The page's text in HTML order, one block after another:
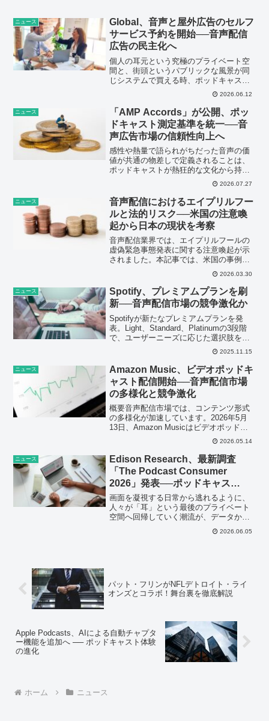
ニュース
Global、音声と屋外広告のセルフ
サービス予約を開始──音声配信
広告の民主化へ
個人の耳元という究極のプライベート空
間と、街頭というパブリックな風景が同
じシステムで買える時、ポッドキャスト
はネットを飛び出して都市の空気感をデ
ザインするカルチャーになる。
2026.06.12
ニュース
「AMP Accords」が公開、ポッ
ドキャスト測定基準を統一──音
声広告市場の信頼性向上へ
感性や熱量で語られがちだった音声の価
値が共通の物差しで定義されることは、
ポッドキャストが熱狂的な文化から持続
可能な巨大産業へと静かに移行する境界
2026.07.27
ニュース
音声配信におけるエイプリルフー
ルと法的リスク──米国の注意喚
起から日本の現状を考察
音声配信業界では、エイプリルフールの
虚偽緊急事態発表に関する注意喚起が示
されました。本記事では、米国の事例を
基に、日本の音声配信市場における法的
リスクとプラットフォームの責任、そし
て今後の市場動向を分析します。
2026.03.30
ニュース
Spotify、プレミアムプランを刷
新──音声配信市場の競争激化か
Spotifyが新たなプレミアムプランを発
表。Light、Standard、Platinumの3段階
で、ユーザーニーズに応じた選択肢を提
供。音声配信市場の競争環境に変化をも
たらす可能性について解説します。
2025.11.15
ニュース
Amazon Music、ビデオポッドキ
ャスト配信開始──音声配信市場
の多様化と競争激化
概要音声配信市場では、コンテンツ形式
の多様化が加速しています。2026年5月
13日、Amazon Musicはビデオポッドキ
ャストの配信を開始したことを発表しま
した。この新たな取り組みは、既存の音
声...
2026.05.14
ニュース
Edison Research、最新調査
「The Podcast Consumer
2026」発表──ポッドキャス…
画面を凝視する日常から逃れるように、
人々が「耳」という最後のプライベート
空間へ回帰していく潮流が、データから
2026.06.05
パット・フリンがNFLデトロイト・ライ
オンズとコラボ！舞台裏を徹底解説
Apple Podcasts、AIによる自動チャプタ
ー機能を追加へ ── ポッドキャスト体験
の進化
ホーム ニュース